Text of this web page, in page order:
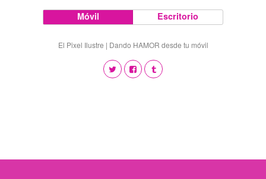
Móvil Escritorio
El Pixel Ilustre | Dando HAMOR desde tu móvil